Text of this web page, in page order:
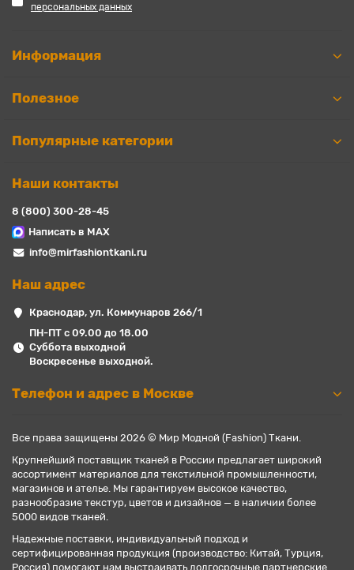
персональных данных
Информация
Полезное
Популярные категории
Наши контакты
8 (800) 300-28-45
Написать в MAX
info@mirfashiontkani.ru
Наш адрес
Краснодар, ул. Коммунаров 266/1
ПН-ПТ с 09.00 до 18.00
Суббота выходной
Воскресенье выходной.
Телефон и адрес в Москве
Все права защищены 2026 © Мир Модной (Fashion) Ткани.
Крупнейший поставщик тканей в России предлагает широкий
ассортимент материалов для текстильной промышленности,
магазинов и ателье. Мы гарантируем высокое качество,
разнообразие текстур, цветов и дизайнов — в наличии более
5000 видов тканей.
Надежные поставки, индивидуальный подход и
сертифицированная продукция (производство: Китай, Турция,
Россия) помогают нам выстраивать долгосрочные партнерские